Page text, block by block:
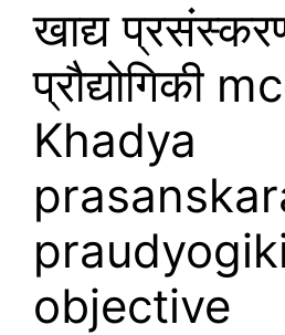
खाद्य
प्रौद्योगिकी
Khadya
objective